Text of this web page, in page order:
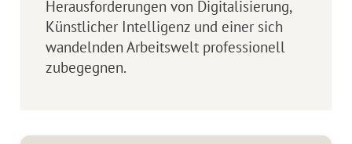
Herausforderungen von Digitalisierung,
Künstlicher Intelligenz und einer sich
wandelnden Arbeitswelt professionell
zubegegnen.